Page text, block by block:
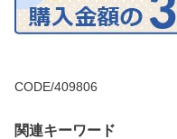
CODE/409806
関連キーワード